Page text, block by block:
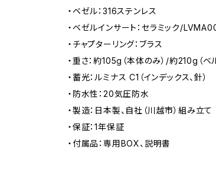
・ベゼル：316ステンレス
・ベゼルインサート：セラミック/
・チャプターリング：ブラス
・重さ：約105g（本体のみ）/約210g（ベ
・蓄光：ルミナス C1（インデックス、針）
・防水性：20気圧防水
・製造：日本製、自社（川越市）組み立て
・保証：1年保証
・付属品：専用BOX、説明書